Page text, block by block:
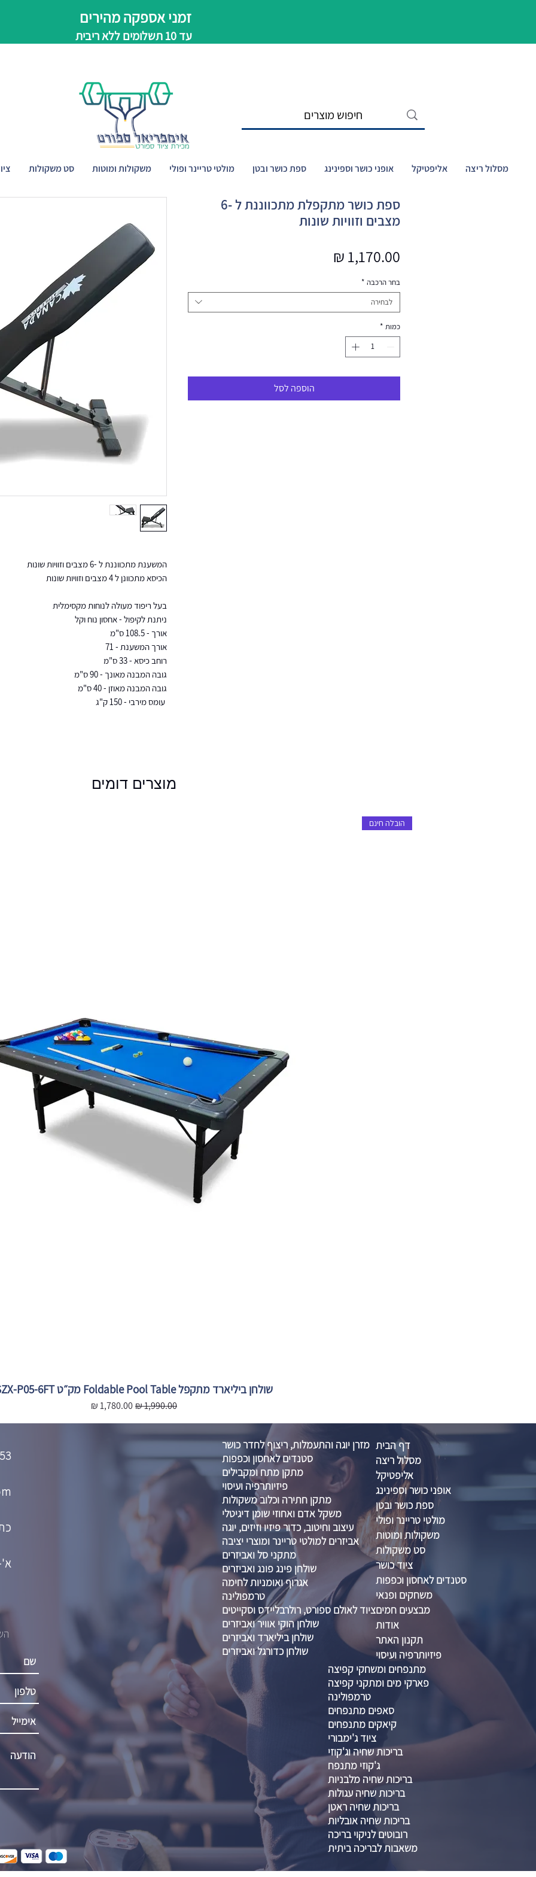
זמני אספקה מהירים
עד 10 תשלומים ללא ריבית
מסלול ריצה אליפטיקל אופני כושר וספינינג ספת כושר ובטן מולטי טריינר ופולי משקולות ומוטות סט משקולות
המשענת מתכווננת ל -6 מצבים וזוויות שונות
הכיסא מתכוונן ל 4 מצבים וזוויות שונות
בעל ריפוד מעולה לנוחות מקסימלית
ניתנת לקיפול - אחסון נוח וקל
אורך - 108.5 ס"מ
אורך המשענת - 71
רוחב כיסא - 33 ס"מ
גובה המבנה מאונך - 90 ס"מ
גובה המבנה מאוזן - 40 ס"מ
עומס מירבי - 150 ק"ג
ספת כושר מתקפלת מתכווננת ל -6
מצבים וזוויות שונות
בחר הרכבה *
לבחירה
כמות *
הוספה לסל
מוצרים דומים
הובלה חינם
שולחן ביליארד מתקפל Foldable Pool Table מק״ט SZX-P05-6FT
מחיר רגיל מחיר מבצע
א'-ה' 08:00-
מזרן יוגה והתעמלות, ריצוף לחדר כושר
סטנדים לאחסון וכפפות
מתקן מתח ומקבילים
פיזיותרפיה ועיסוי
מתקן חתירה וכלוב משקולות
משקל אדם ואחוזי שומן דיגיטלי
עיצוב וחיטוב, כדור פיזיו וזיזים, יוגה
אביזרים למולטי טריינר ומוצרי יציבה
מתקני סל ואביזרים
שולחן פינג פונג ואביזרים
אגרוף ואומניות לחימה
טרמפולינה
ציוד לאולם ספורט, רולרבליידס וסקייטים
שולחן הוקי אוויר ואביזרים
שולחן ביליארד ואביזרים
שולחן כדורגל ואביזרים
דף הבית
מסלול ריצה
אליפטיקל
אופני כושר וספינינג
ספת כושר ובטן
מולטי טריינר ופולי
משקולות ומוטות
סט משקולות
ציוד כושר
סטנדים לאחסון וכפפות
משחקים ופנאי
מבצעים חמים
אודות
תקנון האתר
פיזיותרפיה ועיסוי
מתנפחים ומשחקי קפיצה
פארקי מים ומתקני קפיצה
טרמפולינה
סאפים מתנפחים
קיאקים מתנפחים
ציוד ג'ימבורי
בריכות שחיה וג'קוזי
ג'קוזי מתנפח
בריכות שחיה מלבניות
בריכות שחיה עגולות
בריכות שחיה ראטן
בריכות שחיה אובליות
רובוטים לניקוי בריכה
משאבות לבריכה ביתית